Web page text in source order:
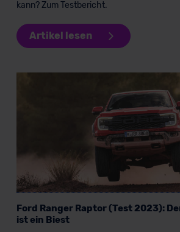
kann? Zum Testbericht.
Artikel lesen
Ford Ranger Raptor (Test 2023):
ist ein Biest